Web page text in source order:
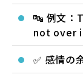
🔤 例文
not over
✅ 感情の